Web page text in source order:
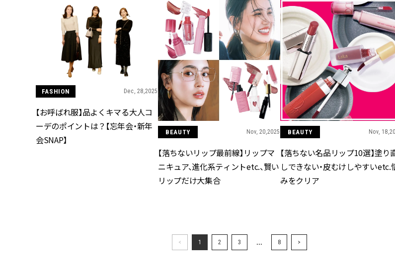
FASHION Dec, 28,2025
【お呼ばれ服】品よくキマる大人コ
ーデのポイントは？【忘年会・新年
会SNAP】
BEAUTY Nov, 20,2025
【落ちないリップ最前線】リップマ
ニキュア、進化系ティントetc.、賢い
リップだけ大集合
BEAUTY Nov,
【落ちない名品リップ10選】塗り
しできない・皮むけしやすいetc.
みをクリア
< 1 2 3 ... 8 >